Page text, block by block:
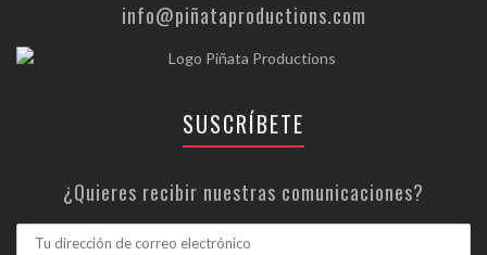
info@piñataproductions.com
SUSCRÍBETE
¿Quieres recibir nuestras comunicaciones?